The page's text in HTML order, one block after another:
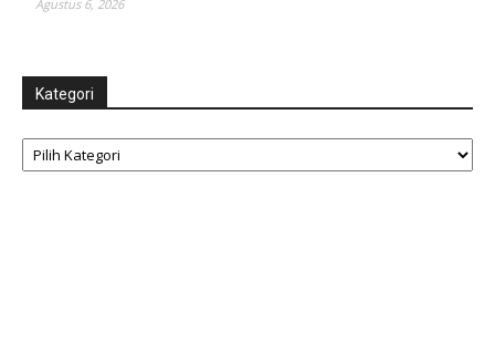
Agustus 6, 2026
Kategori
Kategori